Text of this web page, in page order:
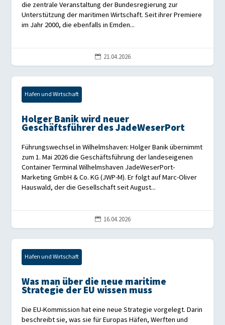
die zentrale Veranstaltung der Bundesregierung zur
Unterstützung der maritimen Wirtschaft. Seit ihrer Premiere
im Jahr 2000, die ebenfalls in Emden...
 21.04.2026
Hafen und Wirtschaft
Holger Banik wird neuer
Geschäftsführer des JadeWeserPort
Führungswechsel in Wilhelmshaven: Holger Banik übernimmt
zum 1. Mai 2026 die Geschäftsführung der landeseigenen
Container Terminal Wilhelmshaven JadeWeserPort-
Marketing GmbH & Co. KG (JWP-M). Er folgt auf Marc-Oliver
Hauswald, der die Gesellschaft seit August...
 16.04.2026
Hafen und Wirtschaft
Was man über die neue maritime
Strategie der EU wissen muss
Die EU-Kommission hat eine neue Strategie vorgelegt. Darin
beschreibt sie, was sie für Europas Häfen, Werften und